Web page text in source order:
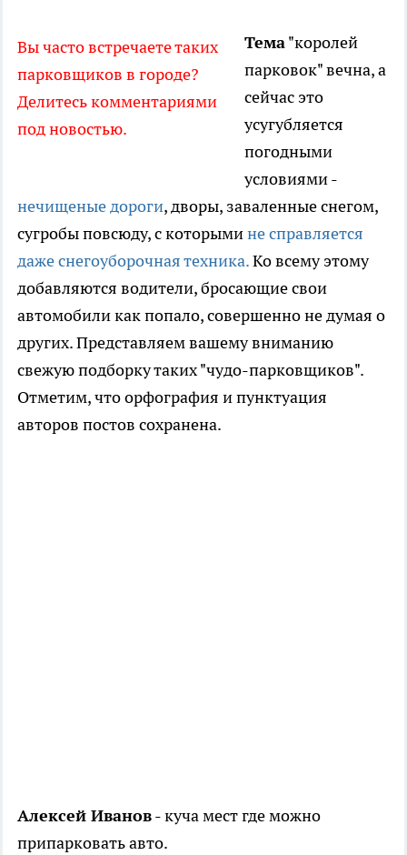
Вы часто встречаете таких
парковщиков в городе?
Делитесь комментариями
под новостью.
Тема"королей
парковок" вечна, а
сейчас это
усугубляется
погодными
условиями -
нечищеные дороги, дворы, заваленные снегом,
сугробы повсюду, с которымине справляется
даже снегоуборочная техника.Ко всему этому
добавляются водители, бросающие свои
автомобили как попало, совершенно не думая о
других. Представляем вашему вниманию
свежую подборку таких "чудо-парковщиков".
Отметим, что орфография и пунктуация
авторов постов сохранена.
Алексей Иванов- куча мест где можно
припарковать авто.